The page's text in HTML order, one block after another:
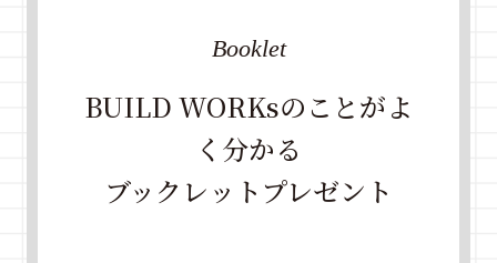
BUILD WORKsのことがよ
く分かる
ブックレットプレゼント
Booklet